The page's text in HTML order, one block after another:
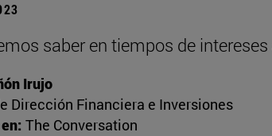
saber en tiempos de
Irujo
Dirección Financiera e Inversiones
The Conversation